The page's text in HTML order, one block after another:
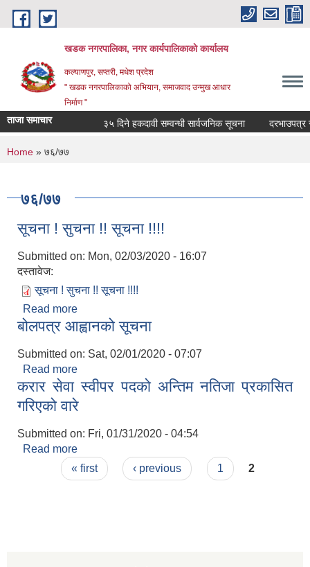
Skip to main content
खडक नगरपालिका, नगर कार्यपालिकाकाे कार्यालय
कल्याणपुर, सप्तरी, मधेश प्रदेश
" खडक नगरपालिकाको अभियान, समाजवाद उन्मुख आधार
निर्माण "
ताजा समाचार ३५ दिने हकदावी सम्वन्धी सार्वजनिक सूचना दरभाउपत्र
You are here
Home » ७६/७७
७६/७७
सूचना ! सुचना !! सूचना !!!!
Submitted on: Mon, 02/03/2020 - 16:07
दस्तावेज:
सूचना ! सुचना !! सूचना !!!!
Read more
बोलपत्र आह्वानको सूचना
Submitted on: Sat, 02/01/2020 - 07:07
Read more
करार सेवा स्वीपर पदको अन्तिम नतिजा प्रकासित
गरिएको वारे
Submitted on: Fri, 01/31/2020 - 04:54
Read more
गरिएको वारे
Pages« first ‹ previous 1 2